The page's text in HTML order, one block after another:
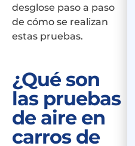
desglose paso a paso
de cómo se realizan
estas pruebas.
¿Qué son
las pruebas
de aire en
carros de